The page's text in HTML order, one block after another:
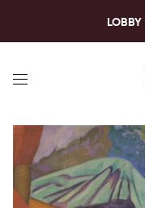
LOBBY